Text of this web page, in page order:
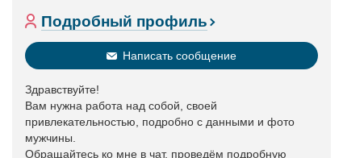
Подробный профиль
Написать сообщение
Здравствуйте!
Вам нужна работа над собой, своей
привлекательностью, подробно с данными и фото
мужчины.
Обращайтесь ко мне в чат, проведём подробную